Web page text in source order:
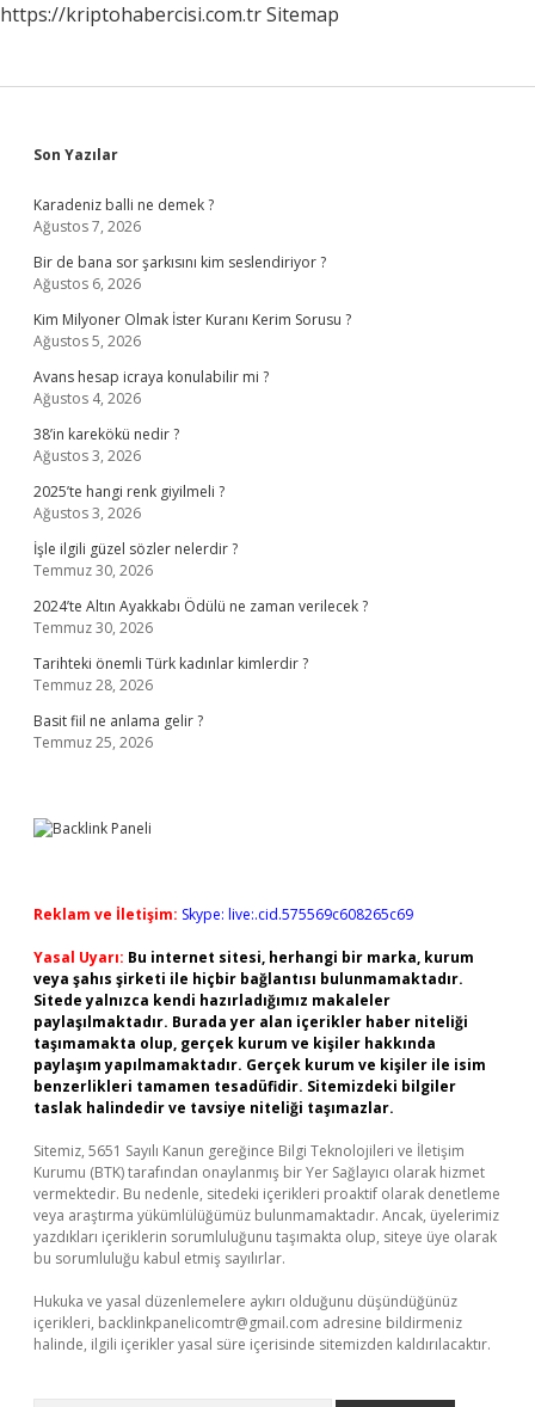
https://kriptohabercisi.com.trSitemap
Sidebar
Son Yazılar
Karadeniz balli ne demek ?
Ağustos 7, 2026
Bir de bana sor şarkısını kim seslendiriyor ?
Ağustos 6, 2026
Kim Milyoner Olmak İster Kuranı Kerim Sorusu ?
Ağustos 5, 2026
Avans hesap icraya konulabilir mi ?
Ağustos 4, 2026
38’in karekökü nedir ?
Ağustos 3, 2026
2025’te hangi renk giyilmeli ?
Ağustos 3, 2026
İşle ilgili güzel sözler nelerdir ?
Temmuz 30, 2026
2024’te Altın Ayakkabı Ödülü ne zaman verilecek ?
Temmuz 30, 2026
Tarihteki önemli Türk kadınlar kimlerdir ?
Temmuz 28, 2026
Basit fiil ne anlama gelir ?
Temmuz 25, 2026
Reklam ve İletişim: Skype: live:.cid.575569c608265c69
Yasal Uyarı: Bu internet sitesi, herhangi bir marka, kurum
veya şahıs şirketi ile hiçbir bağlantısı bulunmamaktadır.
Sitede yalnızca kendi hazırladığımız makaleler
paylaşılmaktadır. Burada yer alan içerikler haber niteliği
taşımamakta olup, gerçek kurum ve kişiler hakkında
paylaşım yapılmamaktadır. Gerçek kurum ve kişiler ile isim
benzerlikleri tamamen tesadüfidir. Sitemizdeki bilgiler
taslak halindedir ve tavsiye niteliği taşımazlar.
Sitemiz, 5651 Sayılı Kanun gereğince Bilgi Teknolojileri ve İletişim
Kurumu (BTK) tarafından onaylanmış bir Yer Sağlayıcı olarak hizmet
vermektedir. Bu nedenle, sitedeki içerikleri proaktif olarak denetleme
veya araştırma yükümlülüğümüz bulunmamaktadır. Ancak, üyelerimiz
yazdıkları içeriklerin sorumluluğunu taşımakta olup, siteye üye olarak
bu sorumluluğu kabul etmiş sayılırlar.
Hukuka ve yasal düzenlemelere aykırı olduğunu düşündüğünüz
içerikleri, backlinkpanelicomtr@gmail.com adresine bildirmeniz
halinde, ilgili içerikler yasal süre içerisinde sitemizden kaldırılacaktır.